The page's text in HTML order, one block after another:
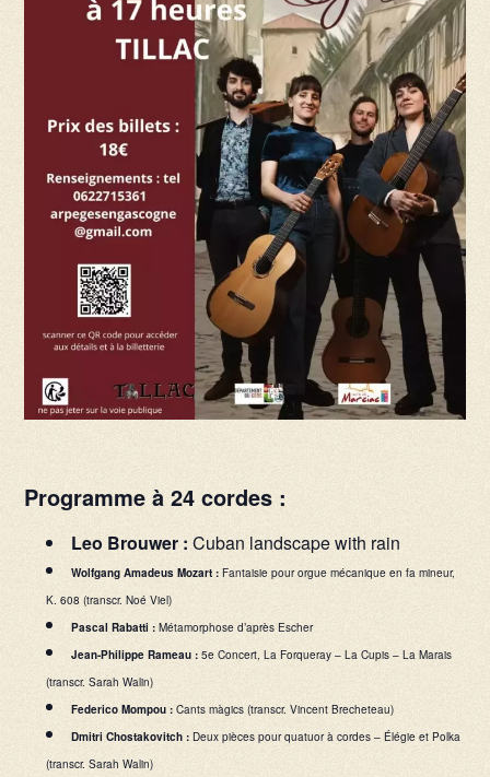
Programme à 24 cordes :
Leo Brouwer : Cuban landscape with rain
Wolfgang Amadeus Mozart : Fantaisie pour orgue mécanique en fa mineur,
K. 608 (transcr. Noé Viel)
Pascal Rabatti : Métamorphose d’après Escher
Jean-Philippe Rameau : 5e Concert, La Forqueray – La Cupis – La Marais
(transcr. Sarah Walin)
Federico Mompou : Cants màgics (transcr. Vincent Brecheteau)
Dmitri Chostakovitch :Deux pièces pour quatuor à cordes – Élégie et Polka
(transcr. Sarah Walin)